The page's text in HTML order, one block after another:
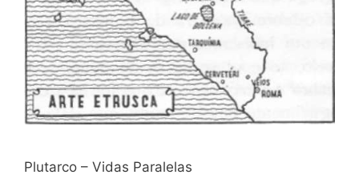
Plutarco – Vidas Paralelas